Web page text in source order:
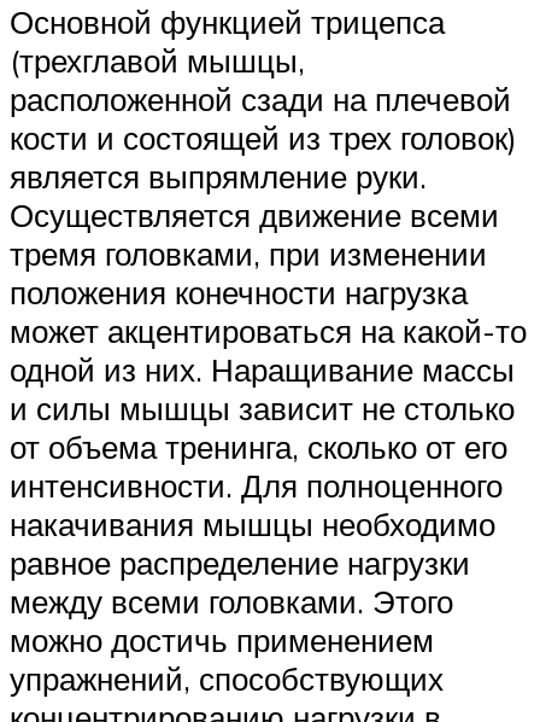
Основной функцией трицепса
(трехглавой мышцы,
расположенной сзади на плечевой
кости и состоящей из трех головок)
является выпрямление руки.
Осуществляется движение всеми
тремя головками, при изменении
положения конечности нагрузка
может акцентироваться на какой-то
одной из них. Наращивание массы
и силы мышцы зависит не столько
от объема тренинга, сколько от его
интенсивности. Для полноценного
накачивания мышцы необходимо
равное распределение нагрузки
между всеми головками. Этого
можно достичь применением
упражнений, способствующих